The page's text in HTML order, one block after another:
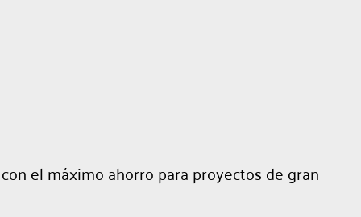
el máximo ahorro para proyectos de gran